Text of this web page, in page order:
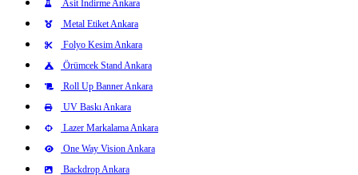
Asit İndirme Ankara
Metal Etiket Ankara
Folyo Kesim Ankara
Örümcek Stand Ankara
Roll Up Banner Ankara
UV Baskı Ankara
Lazer Markalama Ankara
One Way Vision Ankara
Backdrop Ankara